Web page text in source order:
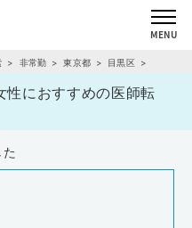
非常勤 東京都 目黒区
におすすめの医師転